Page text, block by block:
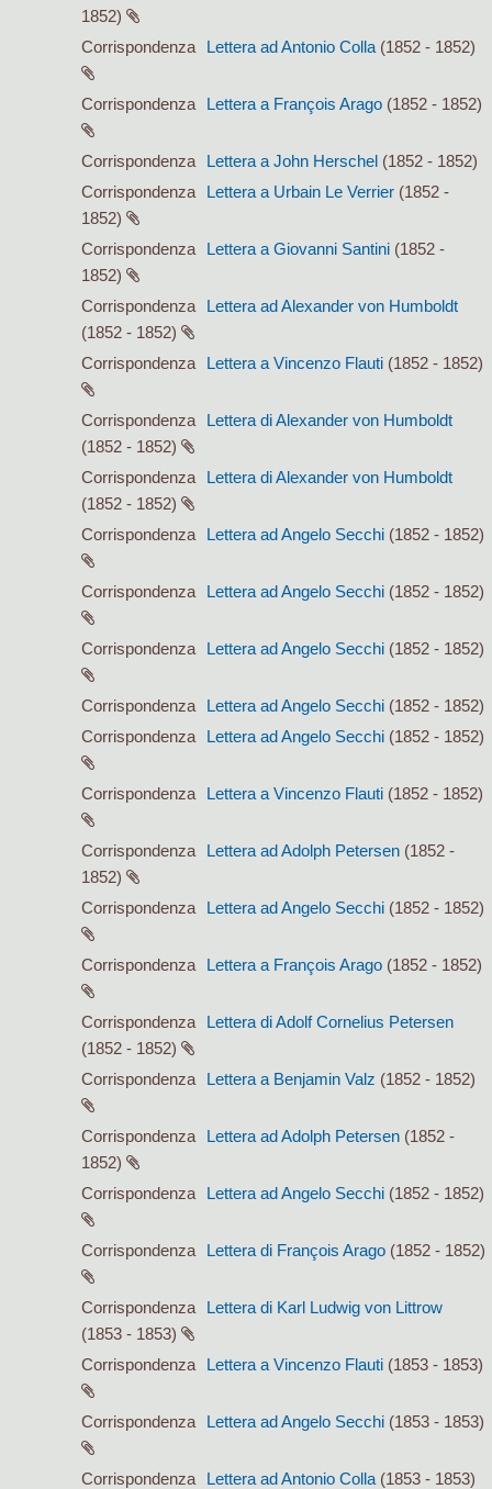
1852)
Corrispondenza
Lettera ad Antonio Colla (1852 - 1852)
Corrispondenza Lettera a François Arago (1852 - 1852)
Corrispondenza Lettera a John Herschel (1852 - 1852)
Corrispondenza
Lettera a Urbain Le Verrier (1852 -
1852)
Corrispondenza
Lettera a Giovanni Santini (1852 -
1852)
Corrispondenza
Lettera ad Alexander von Humboldt
(1852 - 1852)
Corrispondenza
Lettera a Vincenzo Flauti (1852 - 1852)
Corrispondenza
Lettera di Alexander von Humboldt
(1852 - 1852)
Corrispondenza
Lettera di Alexander von Humboldt
(1852 - 1852)
Corrispondenza
Lettera ad Angelo Secchi (1852 - 1852)
Corrispondenza Lettera ad Angelo Secchi (1852 - 1852)
Corrispondenza Lettera ad Angelo Secchi (1852 - 1852)
Corrispondenza Lettera ad Angelo Secchi (1852 - 1852)
Corrispondenza
Lettera ad Angelo Secchi (1852 - 1852)
Corrispondenza Lettera a Vincenzo Flauti (1852 - 1852)
Corrispondenza Lettera ad Adolph Petersen (1852 -
1852)
Corrispondenza
Lettera ad Angelo Secchi (1852 - 1852)
Corrispondenza Lettera a François Arago (1852 - 1852)
Corrispondenza
Lettera di Adolf Cornelius Petersen
(1852 - 1852)
Corrispondenza
Lettera a Benjamin Valz (1852 - 1852)
Corrispondenza Lettera ad Adolph Petersen (1852 -
1852)
Corrispondenza
Lettera ad Angelo Secchi (1852 - 1852)
Corrispondenza Lettera di François Arago (1852 - 1852)
Corrispondenza
Lettera di Karl Ludwig von Littrow
(1853 - 1853)
Corrispondenza
Lettera a Vincenzo Flauti (1853 - 1853)
Corrispondenza Lettera ad Angelo Secchi (1853 - 1853)
Corrispondenza Lettera ad Antonio Colla (1853 - 1853)